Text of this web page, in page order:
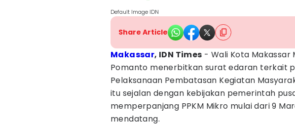
Default Image IDN
Share Article
Makassar, IDN Times - Wali Kota Makassar
Pomanto menerbitkan surat edaran terkait
Pelaksanaan Pembatasan Kegiatan
itu sejalan dengan kebijakan pemerintah
memperpanjang PPKM Mikro mulai dari 9
mendatang.